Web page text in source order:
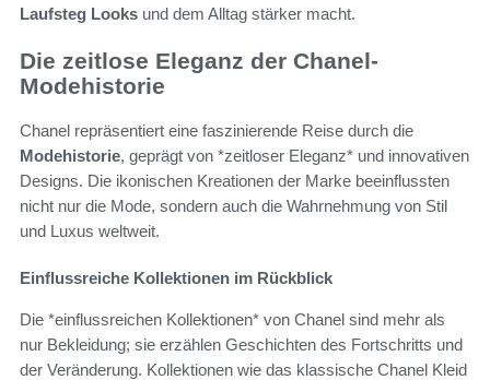
Laufsteg Looks und dem Alltag stärker macht.
Die zeitlose Eleganz der Chanel-
Modehistorie
Chanel repräsentiert eine faszinierende Reise durch die
Modehistorie, geprägt von *zeitloser Eleganz* und innovativen
Designs. Die ikonischen Kreationen der Marke beeinflussten
nicht nur die Mode, sondern auch die Wahrnehmung von Stil
und Luxus weltweit.
Einflussreiche Kollektionen im Rückblick
Die *einflussreichen Kollektionen* von Chanel sind mehr als
nur Bekleidung; sie erzählen Geschichten des Fortschritts und
der Veränderung. Kollektionen wie das klassische Chanel Kleid